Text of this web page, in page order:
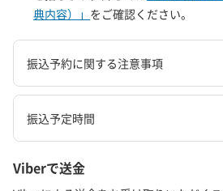
典内容）」 をご確認ください。
振込予約に関する注意事項
振込予定時間
Viberで送金